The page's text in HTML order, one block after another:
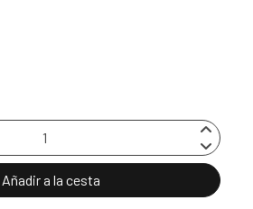
Añadir a la cesta